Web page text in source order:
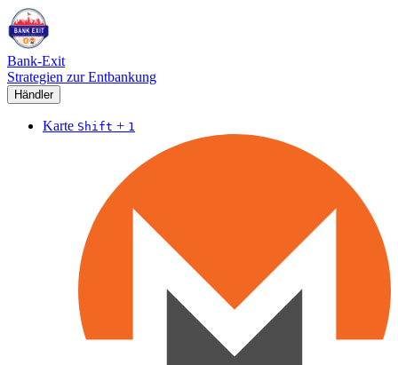
Bank-Exit
Strategien zur Entbankung
Händler
Karte Shift + 1